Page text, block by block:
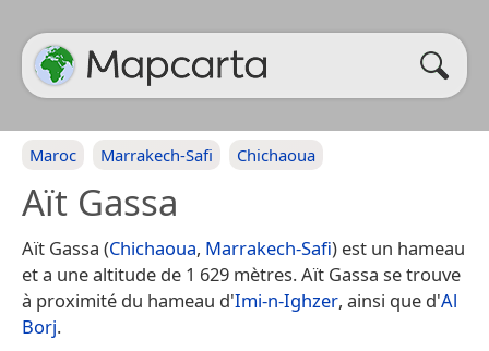
Maroc Marrakech-Safi Chichaoua
Aït Gassa
Aït Gassa (Chichaoua, Marrakech-Safi) est un hameau
et a une altitude de 1 629 mètres. Aït Gassa se trouve
à proximité du hameau d'Imi-n-Ighzer, ainsi que d'Al
Borj.